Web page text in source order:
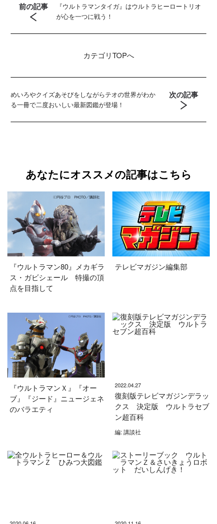
前の記事
『ウルトラマンタイガ』はウルトラヒーロートリオ
が心を一つに戦う！
カテゴリTOPへ
めいろやクイズあそびをしながらテオの世界がわか
る一冊で二度おいしい最新図鑑が登場！
次の記事
あなたにオススメの記事はこちら
『ウルトラマン80』メカギラ
ス・ガビシェール 特撮の頂
点を目指して
テレビマガジン編集部
『ウルトラマンＸ』『オー
ブ』『ジード』ニュージェネ
のバラエティ
2022.04.27
復刻版テレビマガジンデラッ
クス 決定版 ウルトラセブ
ン超百科
編: 講談社